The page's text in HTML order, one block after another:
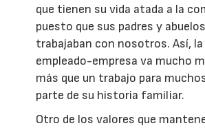
que tienen su vida atada a la
puesto que sus padres y
trabajaban con nosotros. Así,
empleado-empresa va mucho
más que un trabajo para
parte de su historia familiar.
Otro de los valores que